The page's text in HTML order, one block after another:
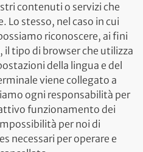
contenuti o servizi che
Lo stesso, nel caso in cui
riconoscere, ai fini
tipo di browser che utilizza
della lingua e del
viene collegato a
ogni responsabilità per
funzionamento dei
per noi di
necessari per operare e